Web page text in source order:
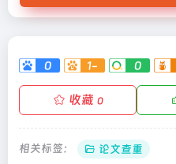
0 1- 0
收藏 0
相关标签： 论文查重